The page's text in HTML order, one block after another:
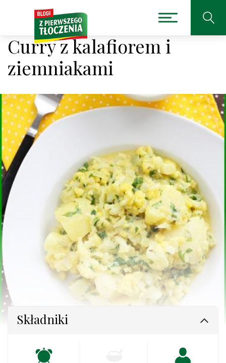
Curry z kalafiorem i
ziemniakami
Składniki